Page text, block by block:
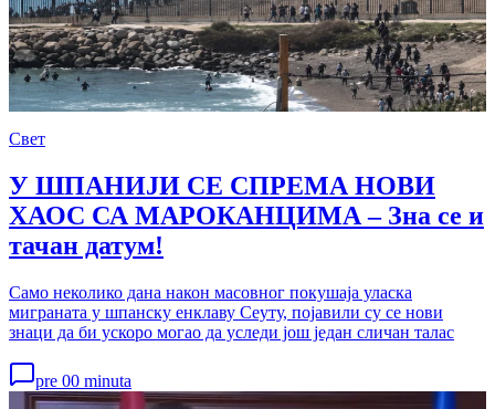
Свет
У ШПАНИЈИ СЕ СПРЕМА НОВИ
ХАОС СА МАРОКАНЦИМА – Зна се и
тачан датум!
Само неколико дана након масовног покушаја уласка
миграната у шпанску енклаву Сеуту, појавили су се нови
знаци да би ускоро могао да уследи још један сличан талас
pre 00 minuta